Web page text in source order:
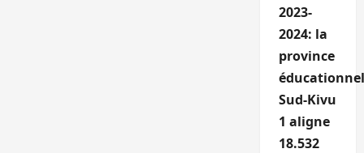
2023-
2024: la
province
Sud-Kivu
1 aligne
18.532